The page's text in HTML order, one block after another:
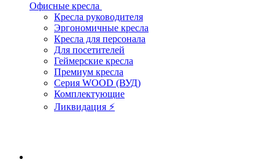
Офисные кресла
Кресла руководителя
Эргономичные кресла
Кресла для персонала
Для посетителей
Геймерские кресла
Премиум кресла
Серия WOOD (ВУД)
Комплектующие
Ликвидация ⚡